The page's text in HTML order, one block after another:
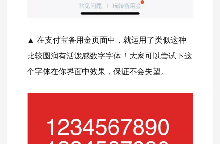
▲ 在支付宝备用金页面中，就运用了类似这种
比较圆润有活泼感数字字体！大家可以尝试下这
个字体在你界面中效果，保证不会失望。